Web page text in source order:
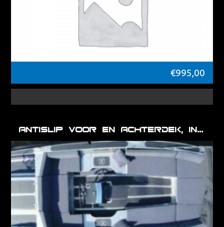
€995,00
Antislip voor en achterdek, instap kuipbank [650] [VV Sloep 600]